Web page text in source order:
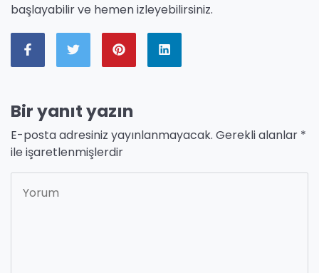
başlayabilir ve hemen izleyebilirsiniz.
Bir yanıt yazın
E-posta adresiniz yayınlanmayacak. Gerekli alanlar *
ile işaretlenmişlerdir